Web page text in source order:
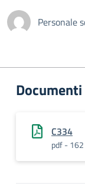
Personale
Documenti
C334
pdf -